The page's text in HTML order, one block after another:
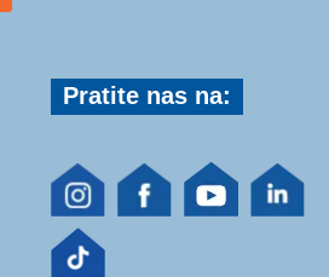
Pratite nas na: